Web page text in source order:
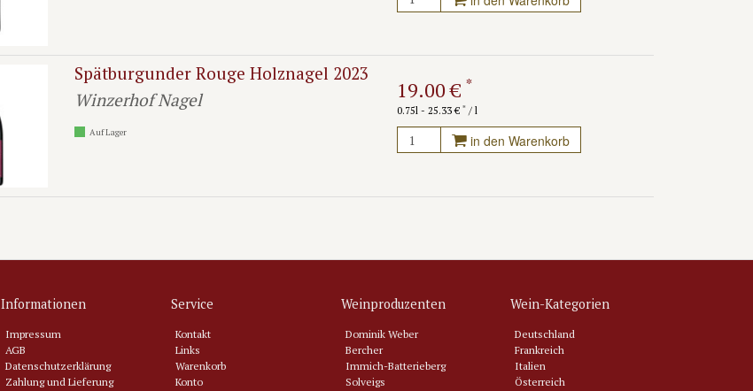
Spätburgunder Rouge Holznagel 2023
Winzerhof Nagel
Auf Lager
19.00 € *
0.75l - 25.33 € */ l
in den Warenkorb
Informationen
Impressum
AGB
Datenschutzerklärung
Zahlung und Lieferung
Service
Kontakt
Links
Warenkorb
Konto
Weinproduzenten
Dominik Weber
Bercher
Immich-Batterieberg
Solveigs
Wein-Kategorien
Deutschland
Frankreich
Italien
Österreich